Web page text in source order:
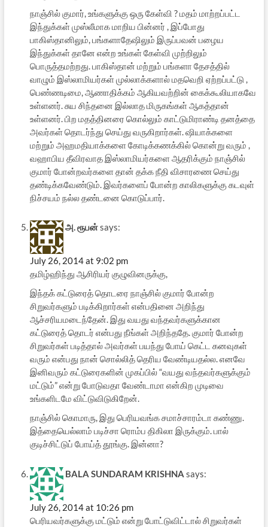
நாஞ்சில் குமார், உங்களுக்கு ஒரு கேள்வி ? மதம் மாற்றப்பட்ட
இந்துக்கள் முஸ்லீமாக மாறிய பின்னர் , இப்போது
பாகிஸ்தானிலும், பங்களாதேஷிலும் இருப்பவன் பழைய
இந்துக்கள் தானே என்ற உங்கள் கேள்வி முற்றிலும்
பொருத்தமற்றது. பாகிஸ்தான் மற்றும் பங்களா தேசத்தில்
வாழும் இஸ்லாமியர்கள் முல்லாக்களால் மதவெறி ஏற்றப்பட்டு ,
பெண்ணடிமை, ஆணாதிக்கம் ஆகியவற்றின் கைக்கூலியாகவே
உள்ளனர். சுய சிந்தனை இல்லாத மிருகங்கள் ஆகத்தான்
உள்ளனர். பிற மதத்தினரை கொல்லும் காட்டுமிராண்டி தனத்தை
அவர்கள் தொடர்ந்து செய்து வருகிறார்கள். ஷியாக்களை
மற்றும் அஹமதியாக்களை கோடிக்கணக்கில் கொன்று வரும் ,
வஹாபிய தீவிரவாத இஸ்லாமியர்களை ஆதரிக்கும் நாஞ்சில்
குமார் போன்றவர்களை தான் தக்க நீதி விசாரணை செய்து
தண்டிக்கவேண்டும். இவர்களைப் போன்ற காலிகளுக்கு கடவுள்
நிச்சயம் நல்ல தண்டனை கொடுப்பார்.
அ. ரூபன்says:
July 26, 2014 at 9:02 pm
தமிழ்ஹிந்து ஆசிரியர் குழுவினருக்கு,
இந்தக் கட்டுரைத் தொடரை நாஞ்சில் குமார் போன்ற
சிறுவர்களும் படிக்கிறார்கள் என்பதினை அறிந்து
ஆச்சரியமடைந்தேன். இது வயது வந்தவர்களுக்கான
கட்டுரைத் தொடர் என்பது நீங்கள் அறிந்ததே. குமார் போன்ற
சிறுவர்கள் படித்தால் அவர்கள் பயந்து போய் கெட்ட கனவுகள்
வரும் என்பது நான் சொல்லித் தெரிய வேண்டியதல்ல. எனவே
இனிவரும் கட்டுரைகளின் முகப்பில் “வயது வந்தவர்களுக்கும்
மட்டும்” என்று போடுவதா வேண்டாமா என்கிற முடிவை
உங்களிடமே விட்டுவிடுகிறேன்.
நாஞ்சில் கொமாரு, இது பெரியவங்க சமாச்சாரம்டா கண்ணு.
இத்தையெல்லாம் படிச்சா ரொம்ப திகிலா இருக்கும். பால்
குடிச்சிட்டுப் போய்த் தூங்கு. இன்னா?
BALA SUNDARAM KRISHNA says:
July 26, 2014 at 10:26 pm
பெரியவர்களுக்கு மட்டும் என்று போட்டுவிட்டால் சிறுவர்கள்